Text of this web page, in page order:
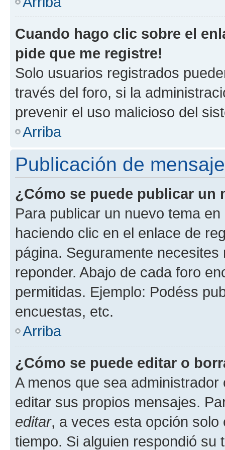
Cuando hago clic sobre el
pide que me registre!
Solo usuarios registrados
través del foro, si la
prevenir el uso malicioso del
Arriba
Publicación de
¿Cómo se puede publicar un
Para publicar un nuevo tema
haciendo clic en el enlace de
página. Seguramente
reponder. Abajo de cada foro
permitidas. Ejemplo: Podéss
encuestas, etc.
Arriba
¿Cómo se puede editar o
A menos que sea
editar sus propios mensajes.
editar, a veces esta opción
tiempo. Si alguien respondió su